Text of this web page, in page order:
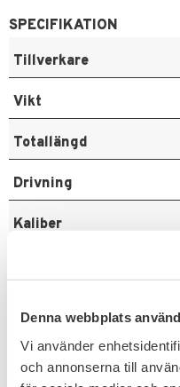
Denna webbplats
Vi använder
och annonserna till
SPECIFIKATION
Tillverkare
Vikt
Totallängd
Drivning
Kaliber
Blowback